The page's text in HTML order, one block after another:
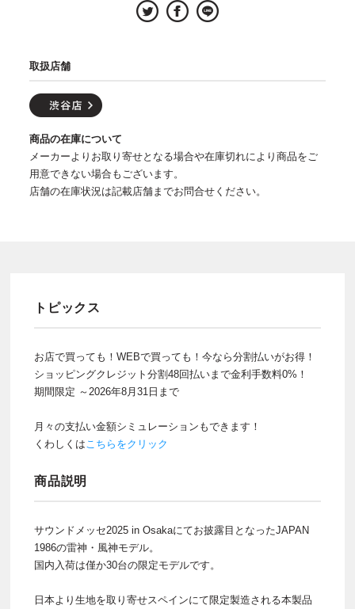
取扱店舗
商品の在庫について
メーカーよりお取り寄せとなる場合や在庫切れにより商品をご
用意できない場合もございます。
店舗の在庫状況は記載店舗までお問合せください。
トピックス
お店で買っても！WEBで買っても！今なら分割払いがお得！
ショッピングクレジット分割48回払いまで金利手数料0%！
期間限定 ～2026年8月31日まで
月々の支払い金額シミュレーションもできます！
くわしくはこちらをクリック
商品説明
サウンドメッセ2025 in Osakaにてお披露目となったJAPAN
1986の雷神・風神モデル。
国内入荷は僅か30台の限定モデルです。
日本より生地を取り寄せスペインにて限定製造される本製品